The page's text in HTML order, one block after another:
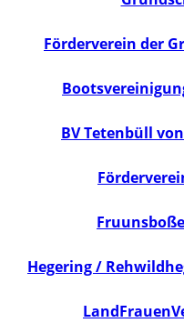
Förderverein der
BV Tetenbüll
Hegering /